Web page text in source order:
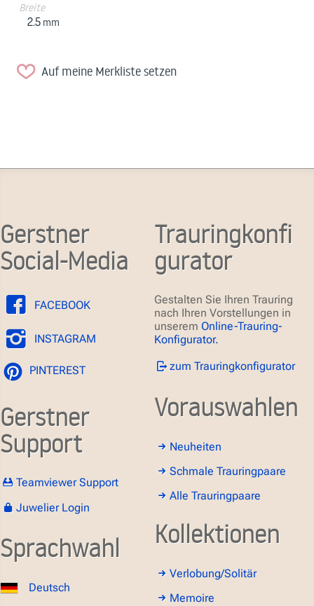
Breite
2.5 mm
Auf meine Merkliste setzen
Gerstner
Social-Media
FACEBOOK
INSTAGRAM
PINTEREST
Gerstner
Support
Teamviewer Support
Juwelier Login
Sprachwahl
Deutsch
Trauringkonfi
gurator
Gestalten Sie Ihren Trauring
nach Ihren Vorstellungen in
unserem Online-Trauring-
Konfigurator.
zum Trauringkonfigurator
Vorauswahlen
Neuheiten
Schmale Trauringpaare
Alle Trauringpaare
Kollektionen
Verlobung/Solitär
Memoire